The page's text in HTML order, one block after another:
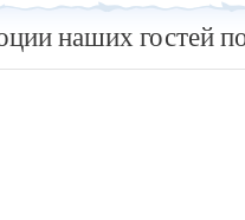
наших гостей